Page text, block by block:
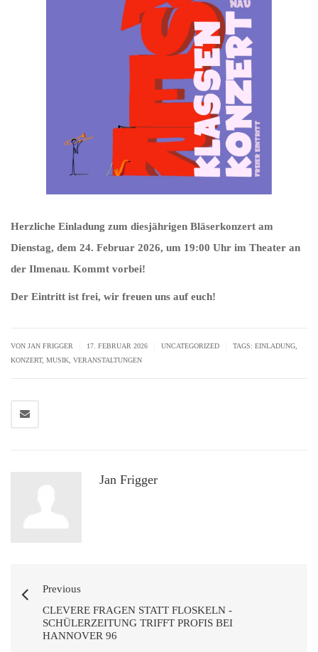
Herzliche Einladung zum diesjährigen Bläserkonzert am
Dienstag, dem 24. Februar 2026, um 19:00 Uhr im Theater an
der Ilmenau. Kommt vorbei!
Der Eintritt ist frei, wir freuen uns auf euch!
VON JAN FRIGGER 17. FEBRUAR 2026 UNCATEGORIZED TAGS: EINLADUNG
KONZERT, MUSIK VERANSTALTUNGEN
Jan Frigger
Previous
CLEVERE FRAGEN STATT FLOSKELN -
SCHÜLERZEITUNG TRIFFT PROFIS BEI
HANNOVER 96